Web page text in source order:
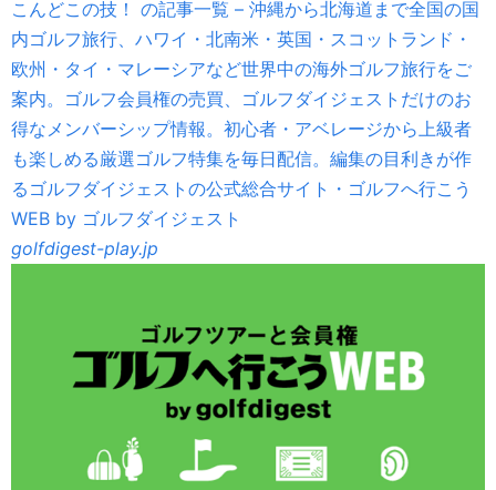
こんどこの技！ の記事一覧 – 沖縄から北海道まで全国の国
内ゴルフ旅行、ハワイ・北南米・英国・スコットランド・
欧州・タイ・マレーシアなど世界中の海外ゴルフ旅行をご
案内。ゴルフ会員権の売買、ゴルフダイジェストだけのお
得なメンバーシップ情報。初心者・アベレージから上級者
も楽しめる厳選ゴルフ特集を毎日配信。編集の目利きが作
るゴルフダイジェストの公式総合サイト・ゴルフへ行こう
WEB by ゴルフダイジェスト
golfdigest-play.jp